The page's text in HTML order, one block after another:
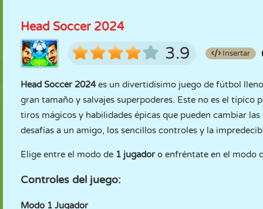
Head Soccer 2024
3.9 Insertar
Head Soccer 2024es un divertidísimo juego de fútbol
gran tamaño y salvajes superpoderes. Este no es el
tiros mágicos y habilidades épicas que pueden cambiar
desafías a un amigo, los sencillos controles y la
Elige entre el modo de 1 jugadoro enfréntate en el modo
Controles del juego:
Modo 1 Jugador